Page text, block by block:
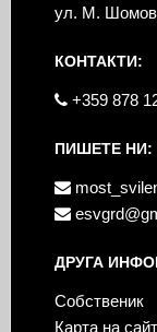
ул. М.
КОНТАКТИ:
+359 878
ПИШЕТЕ НИ:
ДРУГА
Собственик
Карта на